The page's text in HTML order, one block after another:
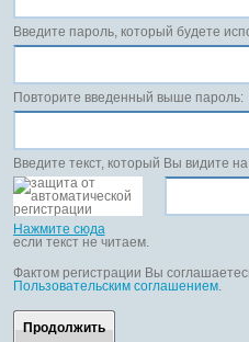
Введите пароль, который будете
Повторите введенный выше пароль:
Введите текст, который Вы видите на
Нажмите сюда
если текст не читаем.
Фактом регистрации Вы
Пользовательским соглашением.
Продолжить